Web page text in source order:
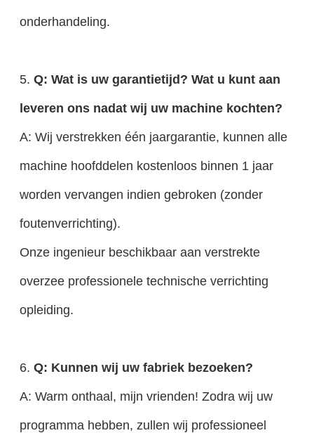
onderhandeling.
5. Q: Wat is uw garantietijd? Wat u kunt aan
leveren ons nadat wij uw machine kochten?
A: Wij verstrekken één jaargarantie, kunnen alle
machine hoofddelen kostenloos binnen 1 jaar
worden vervangen indien gebroken (zonder
foutenverrichting).
Onze ingenieur beschikbaar aan verstrekte
overzee professionele technische verrichting
opleiding.
6. Q: Kunnen wij uw fabriek bezoeken?
A: Warm onthaal, mijn vrienden! Zodra wij uw
programma hebben, zullen wij professioneel